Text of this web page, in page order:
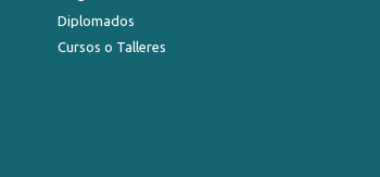
Diplomados
Cursos o Talleres